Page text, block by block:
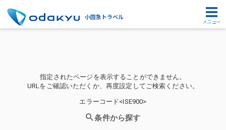
小田急トラベル
メニュー
指定されたページを表示することができません。
URLをご確認いただくか、再度設定してご検索ください。
エラーコード<ISE900>
条件から探す